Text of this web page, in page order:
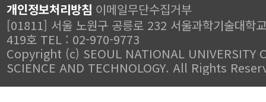
개인정보처리방침 이메일무단수집거부
[01811] 서울 노원구 공릉로 232 서울과학기술대학
419호 TEL : 02-970-9773
Copyright (c) SEOUL NATIONAL UNIVERSITY
SCIENCE AND TECHNOLOGY. All Rights